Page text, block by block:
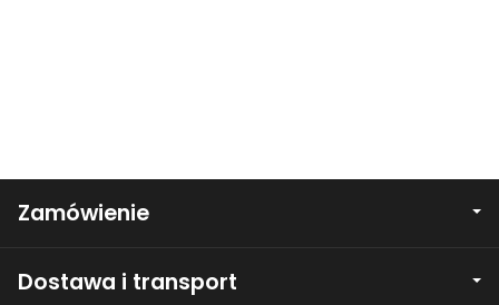
Zamówienie
Dostawa i transport